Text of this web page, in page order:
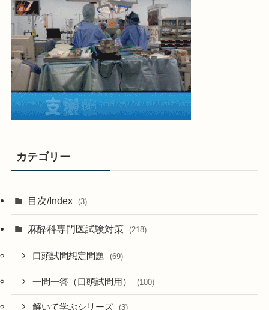
カテゴリー
目次/Index (3)
麻酔科専門医試験対策 (218)
口頭試問想定問題 (69)
一問一答（口頭試問用） (100)
解いて学ぶシリーズ (3)